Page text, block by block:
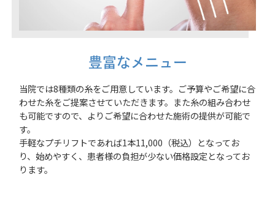
豊富なメニュー
当院では8種類の糸をご用意しています。ご予算やご希望に合
わせた糸をご提案させていただきます。また糸の組み合わせ
も可能ですので、よりご希望に合わせた施術の提供が可能で
す。
手軽なプチリフトであれば1本11,000（税込）となってお
り、始めやすく、患者様の負担が少ない価格設定となってお
ります。